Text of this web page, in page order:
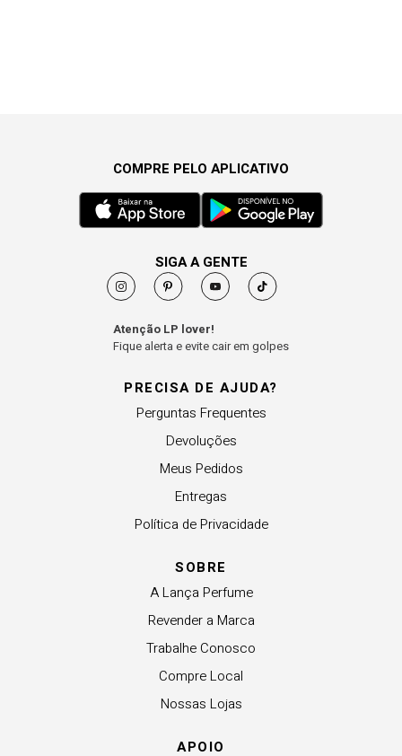
PRECISA DE AJUDA?
Perguntas Frequentes
Devoluções
Meus Pedidos
Entregas
Política de Privacidade
SOBRE
A Lança Perfume
Revender a Marca
Trabalhe Conosco
Compre Local
Nossas Lojas
APOIO
COMPRE PELO APLICATIVO
SIGA A GENTE
Atenção LP lover!
Fique alerta e evite cair em golpes